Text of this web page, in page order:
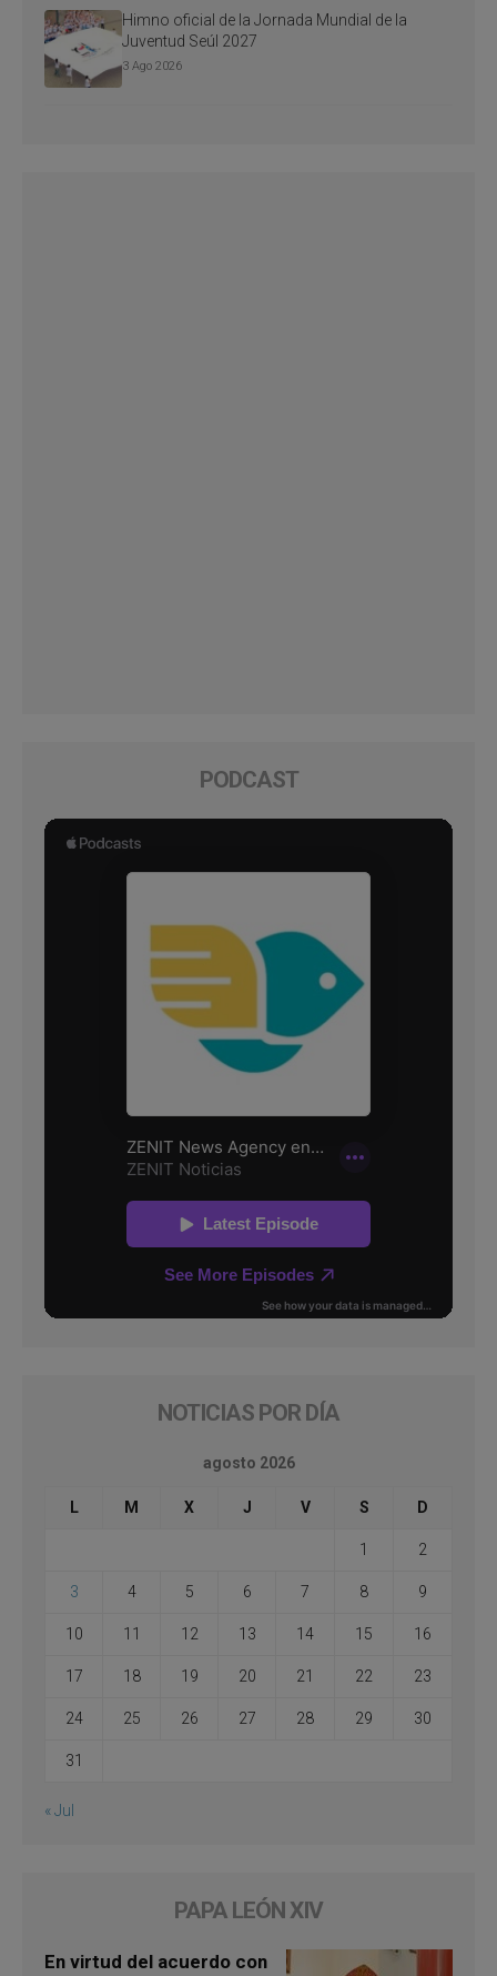
Himno oficial de la Jornada Mundial de la
Juventud Seúl 2027
3 Ago 2026
PODCAST
NOTICIAS POR DÍA
agosto 2026
L M X J V S D
1 2
3 4 5 6 7 8 9
10 11 12 13 14 15 16
17 18 19 20 21 22 23
24 25 26 27 28 29 30
31
« Jul
PAPA LEÓN XIV
En virtud del acuerdo con